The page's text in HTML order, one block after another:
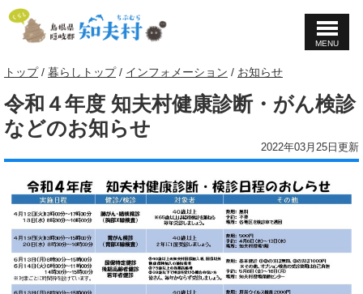
このページの本文へ
MENU
現
の
位
置：
トップ/ 暮らしトップ/ インフォメーション / お知らせ
令和４年度 知夫村健康診断・がん検診
などのお知らせ
2022年03月25日更新